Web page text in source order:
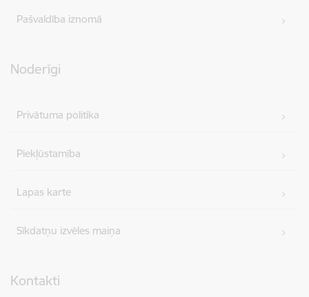
Pašvaldība iznomā
Noderīgi
Privātuma politika
Piekļūstamība
Lapas karte
Sīkdatņu izvēles maiņa
Kontakti